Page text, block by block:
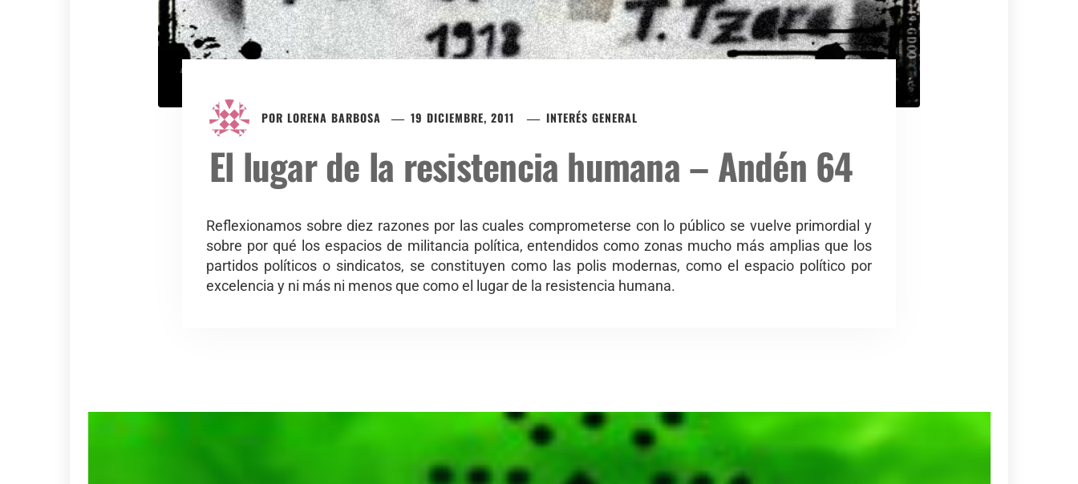
POR LORENA BARBOSA 19 DICIEMBRE, 2011 INTERÉS GENERAL
El lugar de la resistencia humana – Andén 64
Reflexionamos sobre diez razones por las cuales comprometerse con lo público se vuelve primordial y
sobre por qué los espacios de militancia política, entendidos como zonas mucho más amplias que los
partidos políticos o sindicatos, se constituyen como las polis modernas, como el espacio político por
excelencia y ni más ni menos que como el lugar de la resistencia humana.